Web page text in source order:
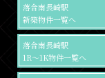
落合南長崎駅
新築物件一覧へ
落合南長崎駅
1R～1K物件一覧へ